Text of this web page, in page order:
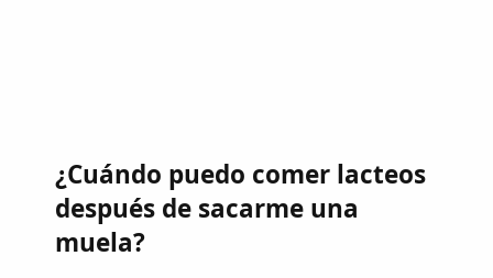
¿Cuándo puedo comer lacteos
después de sacarme una
muela?